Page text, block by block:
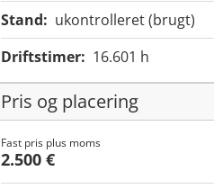
Stand: ukontrolleret (brugt)
Driftstimer: 16.601 h
Pris og placering
Fast pris plus moms
2.500 €